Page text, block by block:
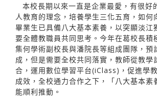
本校長期以來一直是企業最愛，有很好
人教育的理念，培養學生三化五育，如何
畢業生已具備八大基本素養，以突顯淡江
要全體教職員共同思考。今年在葛校長積
集何學術副校長與潘院長等組成團隊，預
成，但是需要全校共同落實，教師從教學
合，運用數位學習平台(iClass)，促進學
成效，全校通力合作之下，「八大基本素
能順利推動。